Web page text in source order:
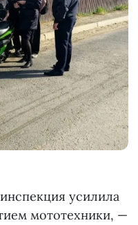
усилила
мототехники, —